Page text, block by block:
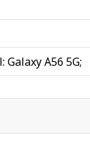
: Galaxy A56 5G;